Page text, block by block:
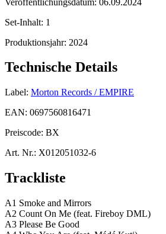
Set-Inhalt: 1
Produktionsjahr: 2024
Technische Details
Label: Morton Records / EMPIRE
EAN: 0697560816471
Preiscode: BX
Art. Nr.: X012051032-6
Trackliste
A1 Smoke and Mirrors
A2 Count On Me (feat. Fireboy DML)
A3 Please Be Good